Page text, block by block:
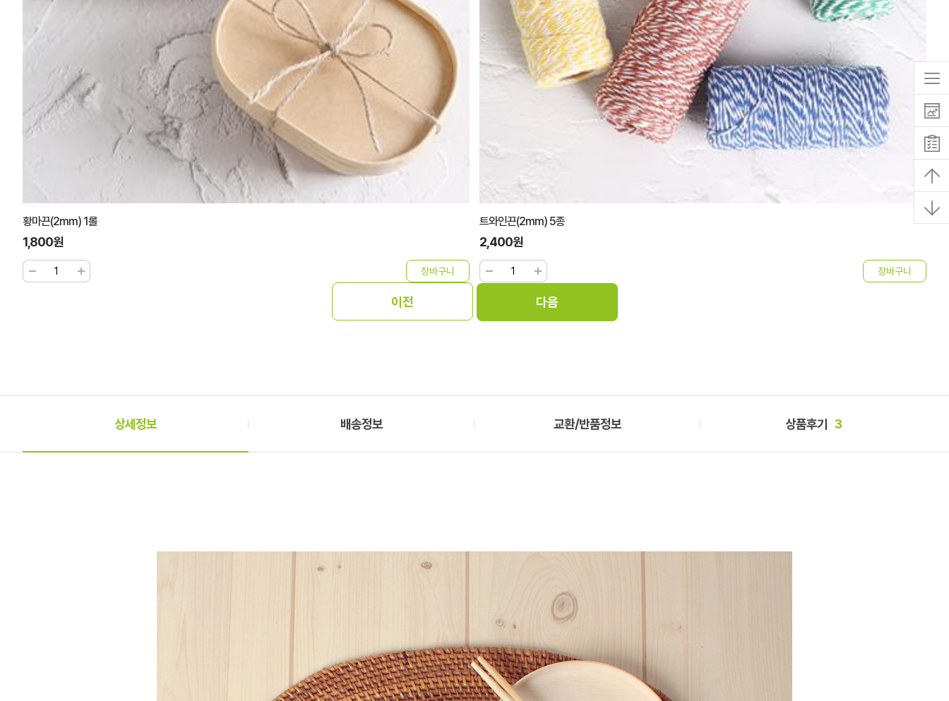
황마끈(2mm) 1롤
1,800원
트와인끈(2mm) 5종
2,400원
유
상세정보 배송정보 교환/반품정보 상품후기 3